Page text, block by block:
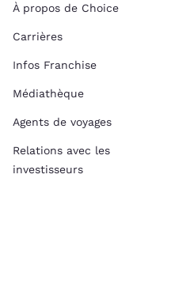
À propos de Choice
Carrières
Infos Franchise
Médiathèque
Agents de voyages
Relations avec les
investisseurs